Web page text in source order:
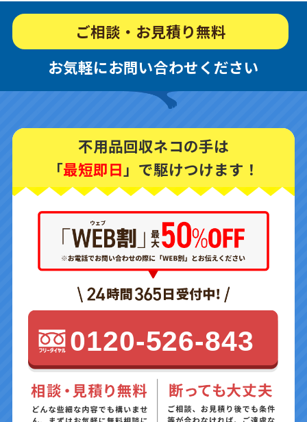
ご相談・お見積り無料
お気軽にお問い合わせください
不用品回収ネコの手は
「最短即日 」で駆けつけます！
0120-526-843